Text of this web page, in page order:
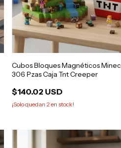
Cubos Bloques Magnéticos
306 Pzas Caja Tnt Creeper
$140.02 USD
¡Solo quedan 2en stock!